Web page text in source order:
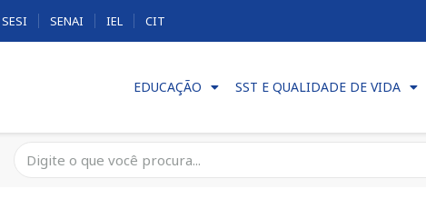
SESI SENAI IEL CIT
EDUCAÇÃO SST E QUALIDADE DE VIDA